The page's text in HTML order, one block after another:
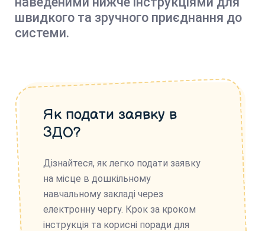
швидкого та зручного приєднання до
системи.
Як подати заявку в
ЗДО?
Дізнайтеся, як легко подати заявку
на місце в дошкільному
навчальному закладі через
електронну чергу. Крок за кроком
інструкція та корисні поради для